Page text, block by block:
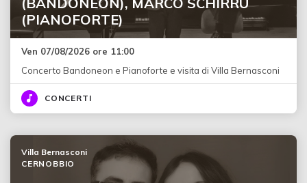
(PIANOFORTE)
Ven 07/08/2026 ore 11:00
Concerto Bandoneon e Pianoforte e visita di Villa Bernasconi
CONCERTI
Villa Bernasconi
CERNOBBIO